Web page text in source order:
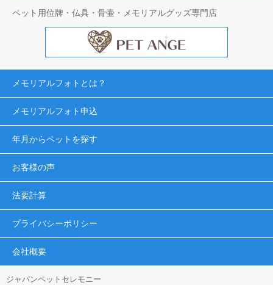
ペット用位牌・仏具・骨壷・メモリアルグッズ専門店
メモリアルフォトとは？
メモリアルフォト申込
年月からペットを探す
お客様の声
法要計算
プライバシーポリシー
会社概要
ジャパンペットセレモニー